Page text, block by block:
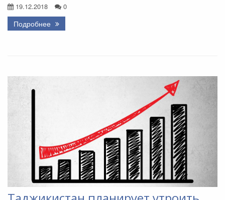
19.12.2018 0
Подробнее